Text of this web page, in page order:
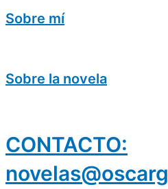
Sobre mí
Sobre la novela
CONTACTO: